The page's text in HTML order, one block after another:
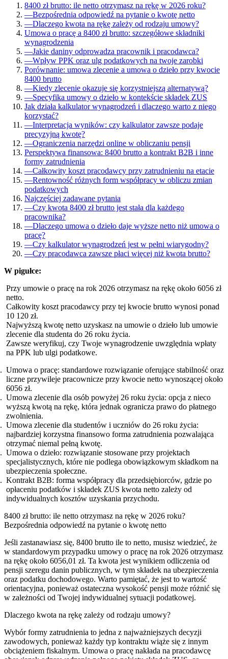
8400 zł brutto: ile netto otrzymasz na rękę w 2026 roku?
—Bezpośrednia odpowiedź na pytanie o kwotę netto
—Dlaczego kwota na rękę zależy od rodzaju umowy?
Umowa o pracę a 8400 zł brutto: szczegółowe składniki
wynagrodzenia
—Jakie daniny odprowadza pracownik i pracodawca?
—Wpływ PPK oraz ulg podatkowych na twoje zarobki
Porównanie: umowa zlecenie a umowa o dzieło przy kwocie
8400 brutto
—Kiedy zlecenie okazuje się korzystniejszą alternatywą?
—Specyfika umowy o dzieło w kontekście składek ZUS
Jak działa kalkulator wynagrodzeń i dlaczego warto z niego
korzystać?
—Interpretacja wyników: czy kalkulator zawsze podaje
precyzyjną kwotę?
—Ograniczenia narzędzi online w obliczaniu pensji
Perspektywa finansowa: 8400 brutto a kontrakt B2B i inne
formy zatrudnienia
—Całkowity koszt pracodawcy przy zatrudnieniu na etacie
—Rentowność różnych form współpracy w obliczu zmian
podatkowych
Najczęściej zadawane pytania
—Czy kwota 8400 zł brutto jest stała dla każdego
pracownika?
—Dlaczego umowa o dzieło daje wyższe netto niż umowa o
pracę?
—Czy kalkulator wynagrodzeń jest w pełni wiarygodny?
—Czy pracodawca zawsze płaci więcej niż kwota brutto?
W pigułce:
Przy umowie o pracę na rok 2026 otrzymasz na rękę około 6056 zł
netto.
Całkowity koszt pracodawcy przy tej kwocie brutto wynosi ponad
10 120 zł.
Najwyższą kwotę netto uzyskasz na umowie o dzieło lub umowie
zlecenie dla studenta do 26 roku życia.
Zawsze weryfikuj, czy Twoje wynagrodzenie uwzględnia wpłaty
na PPK lub ulgi podatkowe.
Umowa o pracę: standardowe rozwiązanie oferujące stabilność oraz
liczne przywileje pracownicze przy kwocie netto wynoszącej około
6056 zł.
Umowa zlecenie dla osób powyżej 26 roku życia: opcja z nieco
wyższą kwotą na rękę, która jednak ogranicza prawo do płatnego
zwolnienia.
Umowa zlecenie dla studentów i uczniów do 26 roku życia:
najbardziej korzystna finansowo forma zatrudnienia pozwalająca
otrzymać niemal pełną kwotę.
Umowa o dzieło: rozwiązanie stosowane przy projektach
specjalistycznych, które nie podlega obowiązkowym składkom na
ubezpieczenia społeczne.
Kontrakt B2B: forma współpracy dla przedsiębiorców, gdzie po
opłaceniu podatków i składek ZUS kwota netto zależy od
indywidualnych kosztów uzyskania przychodu.
8400 zł brutto: ile netto otrzymasz na rękę w 2026 roku?
Bezpośrednia odpowiedź na pytanie o kwotę netto
Jeśli zastanawiasz się, 8400 brutto ile to netto, musisz wiedzieć, że
w standardowym przypadku umowy o pracę na rok 2026 otrzymasz
na rękę około 6056,01 zł. Ta kwota jest wynikiem odliczenia od
pensji szeregu danin publicznych, w tym składek na ubezpieczenia
oraz podatku dochodowego. Warto pamiętać, że jest to wartość
orientacyjna, ponieważ ostateczna wysokość pensji może różnić się
w zależności od Twojej indywidualnej sytuacji podatkowej.
Dlaczego kwota na rękę zależy od rodzaju umowy?
Wybór formy zatrudnienia to jedna z najważniejszych decyzji
zawodowych, ponieważ każdy typ kontraktu wiąże się z innym
obciążeniem fiskalnym. Umowa o pracę nakłada na pracodawcę